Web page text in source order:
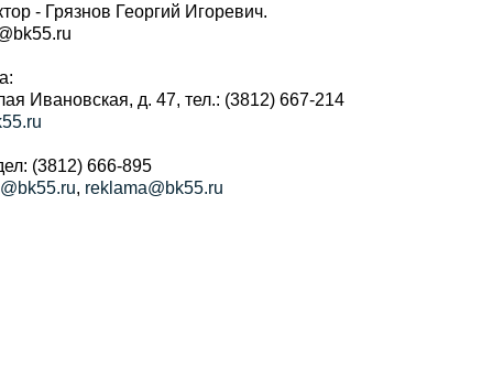
- Грязнов Георгий Игоревич.
Ивановская, д. 47, тел.: (3812) 667-214
(3812) 666-895
, reklama@bk55.ru